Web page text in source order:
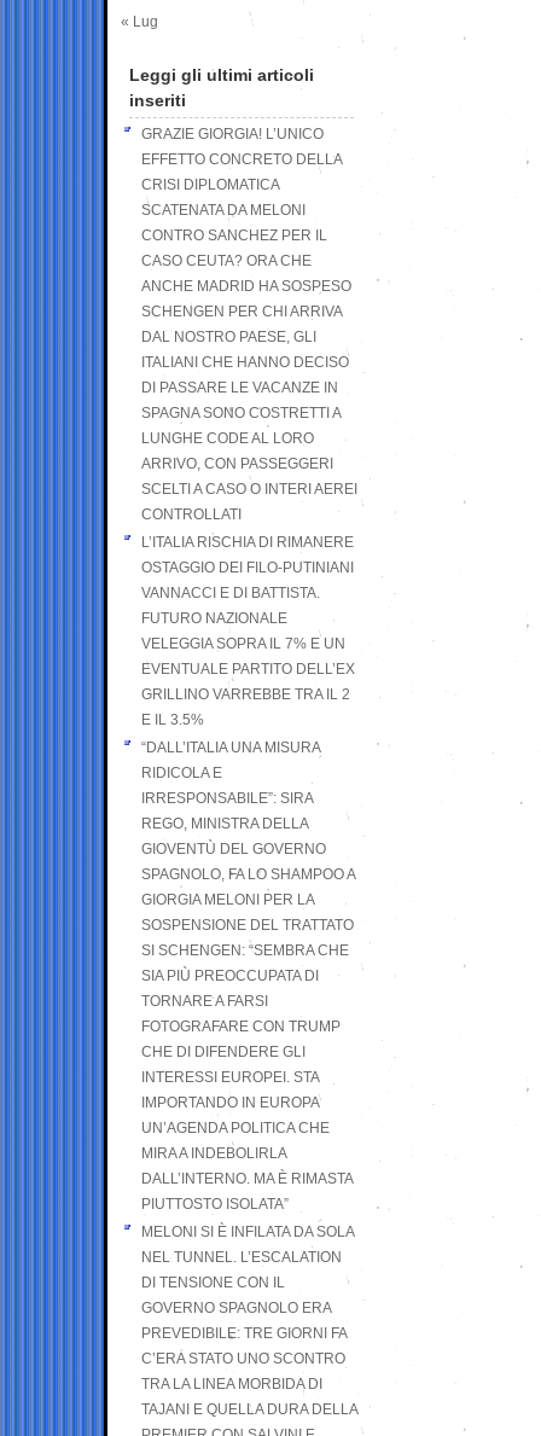
« Lug
Leggi gli ultimi articoli
inseriti
GRAZIE GIORGIA! L’UNICO
EFFETTO CONCRETO DELLA
CRISI DIPLOMATICA
SCATENATA DA MELONI
CONTRO SANCHEZ PER IL
CASO CEUTA? ORA CHE
ANCHE MADRID HA SOSPESO
SCHENGEN PER CHI ARRIVA
DAL NOSTRO PAESE, GLI
ITALIANI CHE HANNO DECISO
DI PASSARE LE VACANZE IN
SPAGNA SONO COSTRETTI A
LUNGHE CODE AL LORO
ARRIVO, CON PASSEGGERI
SCELTI A CASO O INTERI AEREI
CONTROLLATI
L’ITALIA RISCHIA DI RIMANERE
OSTAGGIO DEI FILO-PUTINIANI
VANNACCI E DI BATTISTA.
FUTURO NAZIONALE
VELEGGIA SOPRA IL 7% E UN
EVENTUALE PARTITO DELL’EX
GRILLINO VARREBBE TRA IL 2
E IL 3.5%
“DALL’ITALIA UNA MISURA
RIDICOLA E
IRRESPONSABILE”: SIRA
REGO, MINISTRA DELLA
GIOVENTÙ DEL GOVERNO
SPAGNOLO, FA LO SHAMPOO A
GIORGIA MELONI PER LA
SOSPENSIONE DEL TRATTATO
SI SCHENGEN: “SEMBRA CHE
SIA PIÙ PREOCCUPATA DI
TORNARE A FARSI
FOTOGRAFARE CON TRUMP
CHE DI DIFENDERE GLI
INTERESSI EUROPEI. STA
IMPORTANDO IN EUROPA
UN’AGENDA POLITICA CHE
MIRA A INDEBOLIRLA
DALL’INTERNO. MA È RIMASTA
PIUTTOSTO ISOLATA”
MELONI SI È INFILATA DA SOLA
NEL TUNNEL. L’ESCALATION
DI TENSIONE CON IL
GOVERNO SPAGNOLO ERA
PREVEDIBILE: TRE GIORNI FA
C’ERA STATO UNO SCONTRO
TRA LA LINEA MORBIDA DI
TAJANI E QUELLA DURA DELLA